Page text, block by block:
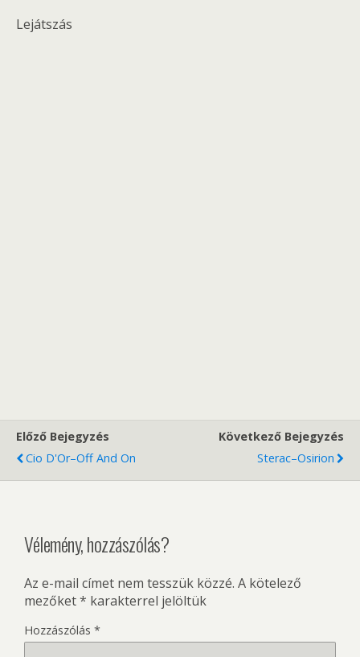
Lejátszás
Előző Bejegyzés
Cio D'Or–Off And On
Következő Bejegyzés
Sterac–Osirion
Vélemény, hozzászólás?
Az e-mail címet nem tesszük közzé. A kötelező
mezőket* karakterrel jelöltük
Hozzászólás *